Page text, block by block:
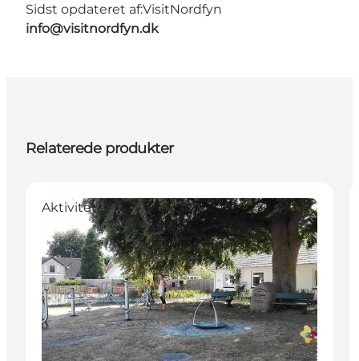
Sidst opdateret af:VisitNordfyn
info@visitnordfyn.dk
Relaterede produkter
Aktiviteter